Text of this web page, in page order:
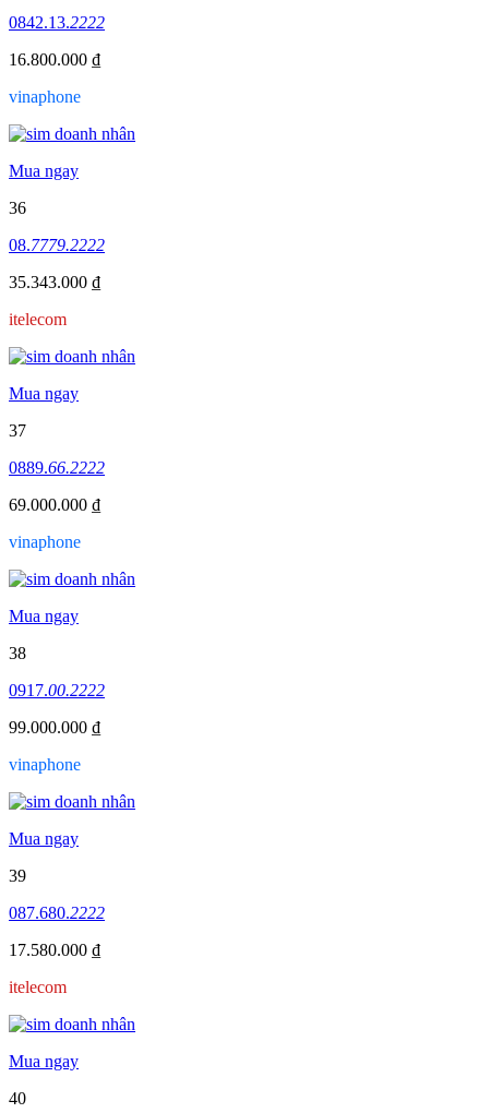
0842.13.2222
16.800.000 ₫
vinaphone
Mua ngay
36
08.7779.2222
35.343.000 ₫
itelecom
Mua ngay
37
0889.66.2222
69.000.000 ₫
vinaphone
Mua ngay
38
0917.00.2222
99.000.000 ₫
vinaphone
Mua ngay
39
087.680.2222
17.580.000 ₫
itelecom
Mua ngay
40